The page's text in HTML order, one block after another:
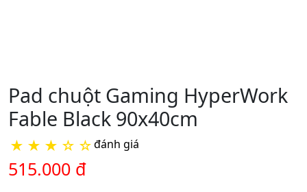
Pad chuột Gaming HyperWork
Fable Black 90x40cm
★ ★ ★ ☆ ☆đánh giá
515.000 đ